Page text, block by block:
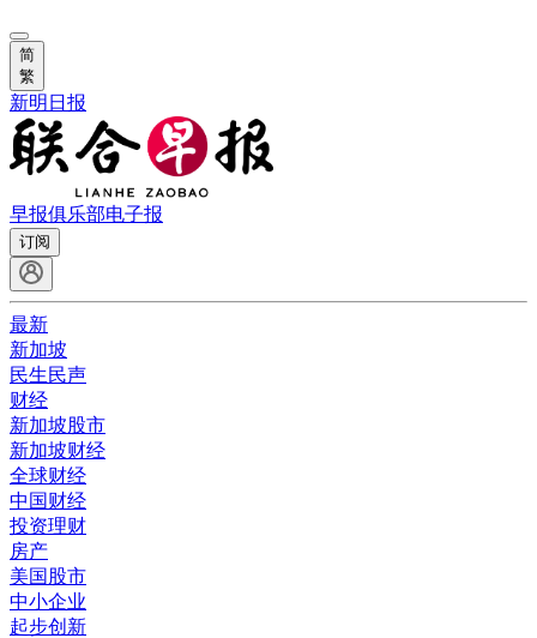
简
繁
新明日报
早报俱乐部电子报
订阅
最新
新加坡
民生民声
财经
新加坡股市
新加坡财经
全球财经
中国财经
投资理财
房产
美国股市
中小企业
起步创新